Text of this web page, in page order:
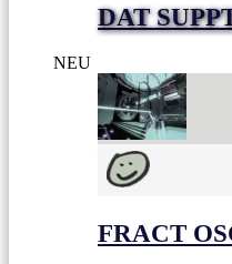
DAT
NEU
FRACT